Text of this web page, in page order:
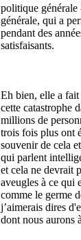
politique générale
générale, qui a
pendant des
satisfaisants.
Eh bien, elle a
cette catastrophe
millions de
trois fois plus ont
souvenir de cela
qui parlent
et cela ne devrait
aveugles à ce qui
comme le germe
j’aimerais dires
dont nous aurons